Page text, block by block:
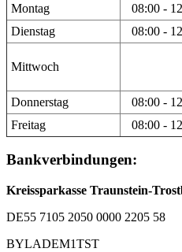
Montag 08:00 -
Dienstag
08:00 -
Mittwoch
Donnerstag 08:00 -
Freitag
08:00 -
Bankverbindungen:
Kreissparkasse Traunstein-
DE55 7105 2050 0000 2205 58
BYLADEM1TST